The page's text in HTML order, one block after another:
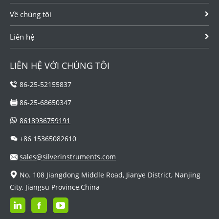
Về chúng tôi
Liên hệ
LIÊN HỆ VỚI CHÚNG TÔI
86-25-52155837
86-25-68650347
8618936759191
+86 15365082610
sales@silverinstruments.com
No. 108 Jiangdong Middle Road, Jianye District, Nanjing
City, Jiangsu Province,China